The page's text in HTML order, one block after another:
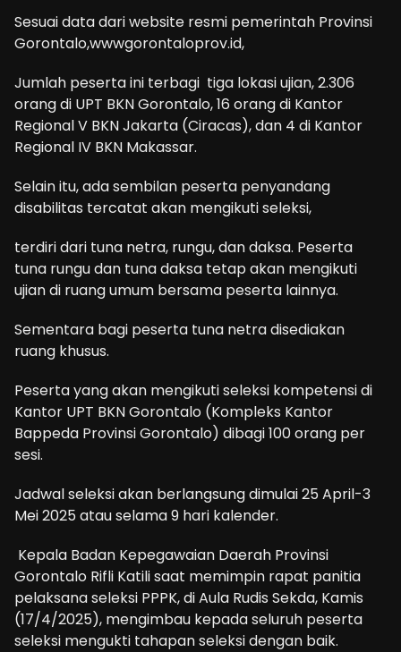
Sesuai data dari website resmi pemerintah Provinsi
Gorontalo,wwwgorontaloprov.id,
Jumlah peserta ini terbagi tiga lokasi ujian, 2.306
orang di UPT BKN Gorontalo, 16 orang di Kantor
Regional V BKN Jakarta (Ciracas), dan 4 di Kantor
Regional IV BKN Makassar.
Selain itu, ada sembilan peserta penyandang
disabilitas tercatat akan mengikuti seleksi,
terdiri dari tuna netra, rungu, dan daksa. Peserta
tuna rungu dan tuna daksa tetap akan mengikuti
ujian di ruang umum bersama peserta lainnya.
Sementara bagi peserta tuna netra disediakan
ruang khusus.
Peserta yang akan mengikuti seleksi kompetensi di
Kantor UPT BKN Gorontalo (Kompleks Kantor
Bappeda Provinsi Gorontalo) dibagi 100 orang per
sesi.
Jadwal seleksi akan berlangsung dimulai 25 April-3
Mei 2025 atau selama 9 hari kalender.
Kepala Badan Kepegawaian Daerah Provinsi
Gorontalo Rifli Katili saat memimpin rapat panitia
pelaksana seleksi PPPK, di Aula Rudis Sekda, Kamis
(17/4/2025), mengimbau kepada seluruh peserta
seleksi mengukti tahapan seleksi dengan baik.